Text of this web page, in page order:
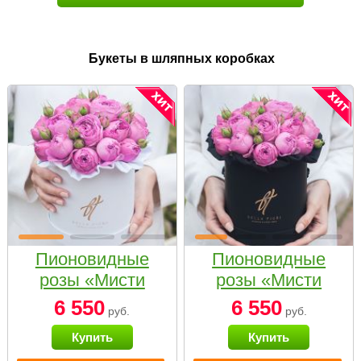
Букеты в шляпных коробках
Пионовидные
розы «Мисти
бабблс» в белой
коробке Small
6 550 руб.
Купить
Пионовидные
розы «Мисти
бабблс» в
черной коробке
Small
6 550руб.
Купить